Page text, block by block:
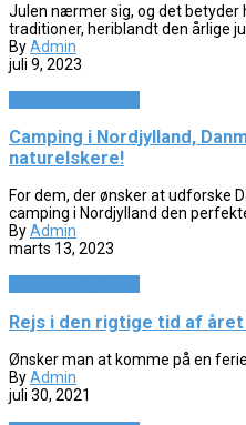
Julen nærmer sig, og det betyder
traditioner, heriblandt den årlige
ByAdmin
juli 9, 2023
Camping i Nordjylland,
naturelskere!
For dem, der ønsker at udforske
camping i Nordjylland den
ByAdmin
marts 13, 2023
Rejs i den rigtige tid af
Ønsker man at komme på en
ByAdmin
juli 30, 2021